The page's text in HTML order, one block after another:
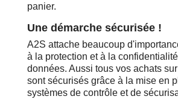
panier.
Une démarche sécurisée !
A2S attache beaucoup
à la protection et à la
données. Aussi tous vos achats
sont sécurisés grâce à la mise en
systèmes de contrôle et de